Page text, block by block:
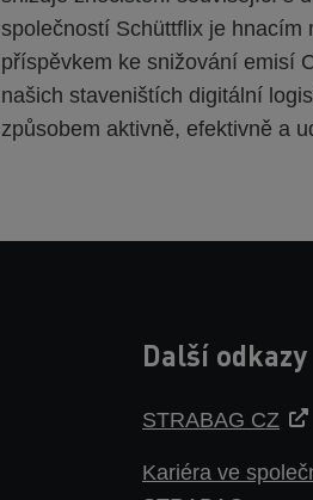
společností Schüttflix je hnacím
příspěvkem ke snižování emisí
našich staveništích digitální
způsobem aktivně, efektivně a
Další odkazy
STRABAG CZ
Kariéra ve